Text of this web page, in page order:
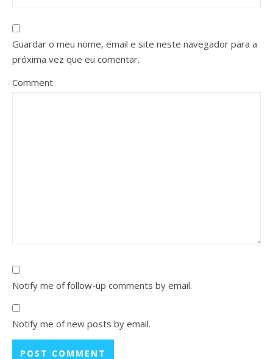
Guardar o meu nome, email e site neste navegador para a
próxima vez que eu comentar.
Comment
Notify me of follow-up comments by email.
Notify me of new posts by email.